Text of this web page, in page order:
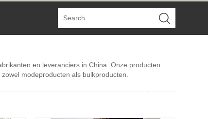
en leveranciers in China. Onze producten
modeproducten als bulkproducten.